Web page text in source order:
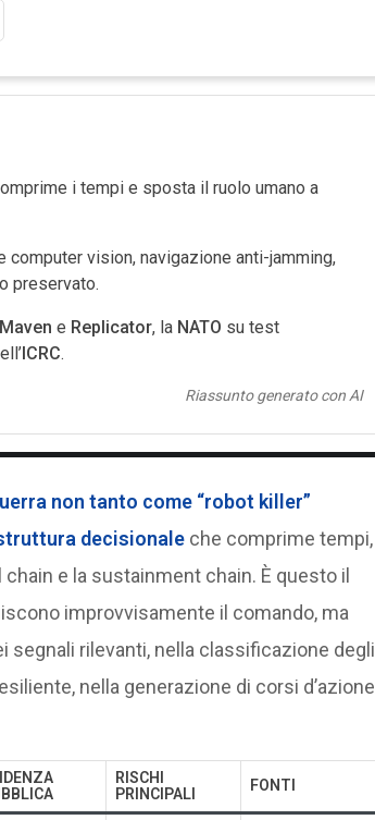
i tempi e sposta il ruolo umano a
computer vision, navigazione anti-jamming,
preservato.
e Replicator, la NATO su test
ICRC.
Riassunto generato con AI
non tanto come “robot killer”
decisionaleche comprime tempi,
e la sustainment chain. È questo il
improvvisamente il comando, ma
rilevanti, nella classificazione degli
nella generazione di corsi d’azione
RISCHI
PRINCIPALI
FONTI